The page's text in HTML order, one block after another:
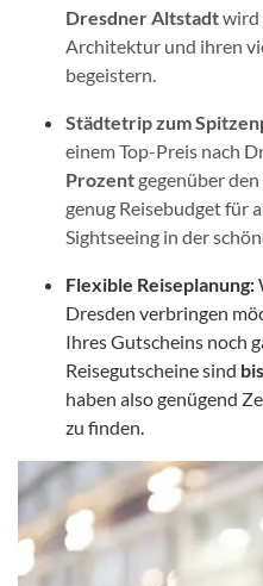
Dresdner Altstadtwird
Architektur und ihren
begeistern.
Städtetrip zum
einem Top-Preis nach
Prozent gegenüber
genug Reisebudget für
Sightseeing in der
Flexible Reiseplanung:
Dresden verbringen
Ihres Gutscheins noch
Reisegutscheine sind
haben also genügend
zu finden.